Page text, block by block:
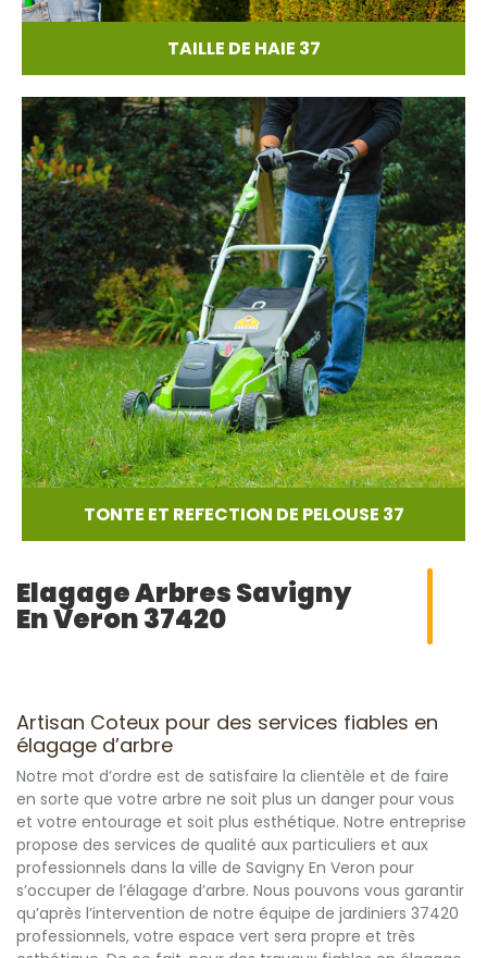
TAILLE DE HAIE 37
TONTE ET REFECTION DE PELOUSE 37
Elagage Arbres Savigny
En Veron 37420
Artisan Coteux pour des services fiables en
élagage d’arbre
Notre mot d’ordre est de satisfaire la clientèle et de faire
en sorte que votre arbre ne soit plus un danger pour vous
et votre entourage et soit plus esthétique. Notre entreprise
propose des services de qualité aux particuliers et aux
professionnels dans la ville de Savigny En Veron pour
s’occuper de l’élagage d’arbre. Nous pouvons vous garantir
qu’après l’intervention de notre équipe de jardiniers 37420
professionnels, votre espace vert sera propre et très